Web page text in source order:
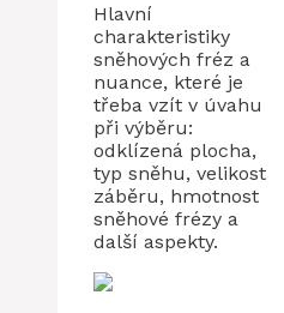
Hlavní
charakteristiky
sněhových fréz a
nuance, které je
třeba vzít v úvahu
při výběru:
odklízená plocha,
typ sněhu, velikost
záběru, hmotnost
sněhové frézy a
další aspekty.